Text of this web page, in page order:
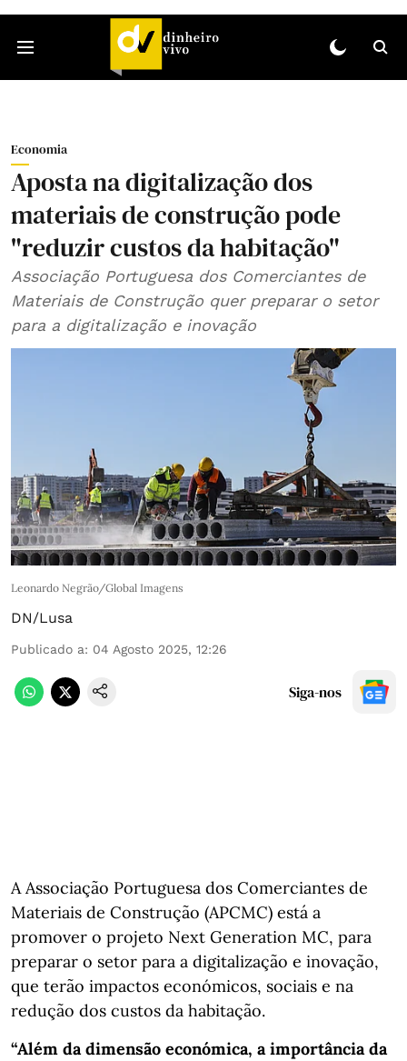
Economia
Aposta na digitalização dos
materiais de construção pode
"reduzir custos da habitação"
Associação Portuguesa dos Comerciantes de
Materiais de Construção quer preparar o setor
para a digitalização e inovação
Leonardo Negrão/Global Imagens
DN/Lusa
Publicado a: 04 Agosto 2025, 12:26
Siga-nos
A Associação Portuguesa dos Comerciantes de
Materiais de Construção (APCMC) está a
promover o projeto Next Generation MC, para
preparar o setor para a digitalização e inovação,
que terão impactos económicos, sociais e na
redução dos custos da habitação.
“Além da dimensão económica, a importância da